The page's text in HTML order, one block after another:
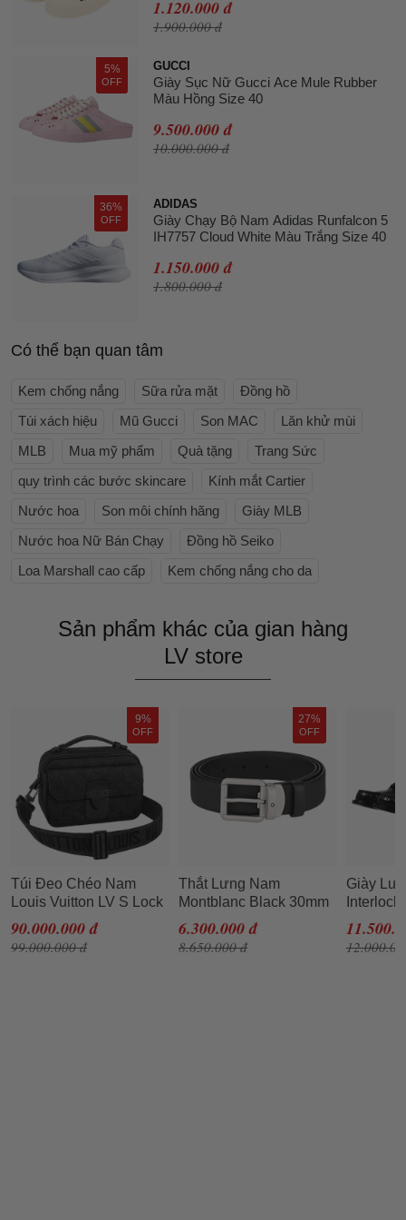
1.120.000 đ
1.900.000 đ
5%
OFF
GUCCI
Giày Sục Nữ Gucci Ace Mule Rubber
Màu Hồng Size 40
9.500.000 đ
10.000.000 đ
36%
OFF
ADIDAS
Giày Chạy Bộ Nam Adidas Runfalcon 5
IH7757 Cloud White Màu Trắng Size 40
1.150.000 đ
1.800.000 đ
Có thể bạn quan tâm
Kem chống nắng Sữa rửa mặt
Đồng hồ
Túi xách hiệu
Mũ Gucci Son MAC
Lăn khử mùi
MLB
Mua mỹ phẩm Quà tặng
Trang Sức
quy trình các bước skincare
Kính mắt Cartier
Nước hoa
Son môi chính hãng
Giày MLB
Nước hoa Nữ Bán Chạy
Đồng hồ Seiko
Loa Marshall cao cấp
Kem chống nắng cho da
Sản phẩm khác của gian hàng
LV store
9%
OFF
Túi Đeo Chéo Nam
Louis Vuitton LV S Lock
Messenger M58489
Màu Đen
90.000.000 đ
99.000.000 đ
27%
OFF
Thắt Lưng Nam
Montblanc Black 30mm
Leather Belt 129453
Màu Đen
6.300.000 đ
8.650.000 đ
Giày
Màu